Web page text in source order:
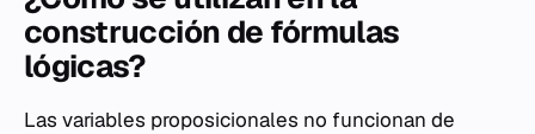
construcción de fórmulas
lógicas?
Las variables proposicionales no funcionan de